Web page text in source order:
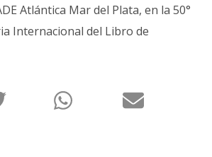
Atlántica Mar del Plata, en la 50°
Internacional del Libro de